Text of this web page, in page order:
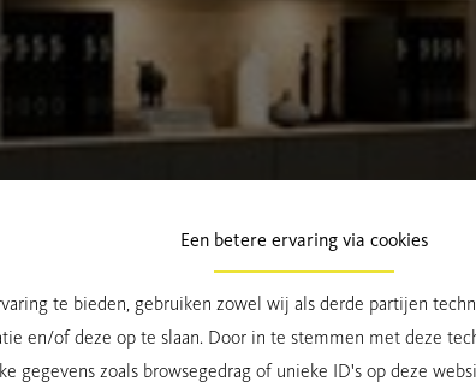
Een betere ervaring via cookies
te bieden, gebruiken zowel wij als derde partijen
en/of deze op te slaan. Door in te stemmen met deze
gegevens zoals browsegedrag of unieke ID's op deze